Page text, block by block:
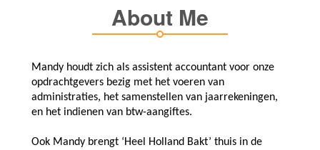
About Me
Mandy houdt zich als assistent accountant voor onze
opdrachtgevers bezig met het voeren van
administraties, het samenstellen van jaarrekeningen,
en het indienen van btw-aangiftes.
Ook Mandy brengt ‘Heel Holland Bakt’ thuis in de